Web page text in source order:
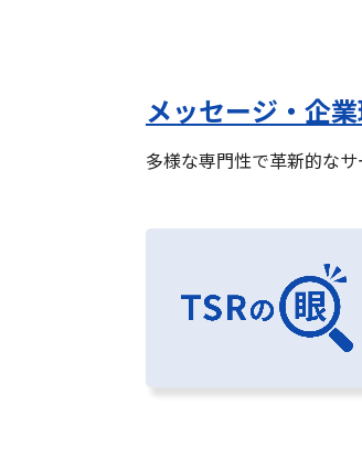
メッセージ・企
多様な専門性で革新的な